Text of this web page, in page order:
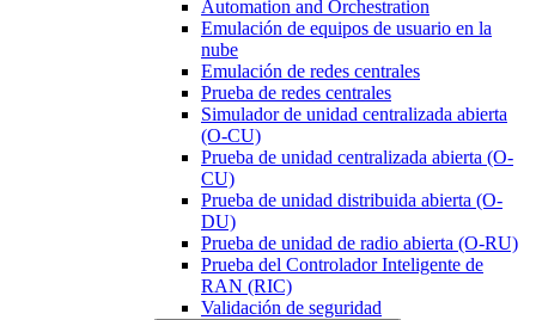
Automation and Orchestration
Emulación de equipos de usuario en la
nube
Emulación de redes centrales
Prueba de redes centrales
Simulador de unidad centralizada abierta
(O-CU)
Prueba de unidad centralizada abierta (O-
CU)
Prueba de unidad distribuida abierta (O-
DU)
Prueba de unidad de radio abierta (O-RU)
Prueba del Controlador Inteligente de
RAN (RIC)
Validación de seguridad